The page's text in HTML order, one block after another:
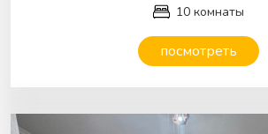
10 комнаты
посмотреть